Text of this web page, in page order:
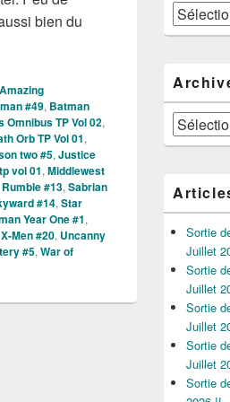
bien du
Comics VO de la Semaine du 19
#49, Batman
Omnibus TP Vol 02,
Orb TP Vol 01,
two #5, Justice
vol 01, Middlewest
Rumble #13, Sabrian
#14, Star
Year One #1,
Men #20, Uncanny
#5, War of
Catégories
Archives
Sortie
Juillet
Sortie
Juillet
Sortie
Juillet
Sortie
Juillet
Sortie